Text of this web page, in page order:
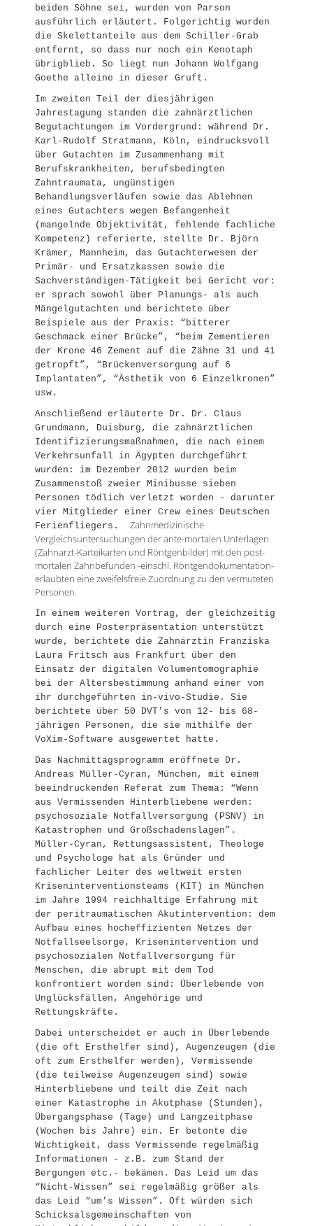
beiden Söhne sei, wurden von Parson
ausführlich erläutert. Folgerichtig wurden
die Skelettanteile aus dem Schiller-Grab
entfernt, so dass nur noch ein Kenotaph
übrigblieb. So liegt nun Johann Wolfgang
Goethe alleine in dieser Gruft.
Im zweiten Teil der diesjährigen
Jahrestagung standen die zahnärztlichen
Begutachtungen im Vordergrund: während Dr.
Karl-Rudolf Stratmann, Köln, eindrucksvoll
über Gutachten im Zusammenhang mit
Berufskrankheiten, berufsbedingten
Zahntraumata, ungünstigen
Behandlungsverläufen sowie das Ablehnen
eines Gutachters wegen Befangenheit
(mangelnde Objektivität, fehlende fachliche
Kompetenz) referierte, stellte Dr. Björn
Krämer, Mannheim, das Gutachterwesen der
Primär- und Ersatzkassen sowie die
Sachverständigen-Tätigkeit bei Gericht vor:
er sprach sowohl über Planungs- als auch
Mängelgutachten und berichtete über
Beispiele aus der Praxis: “bitterer
Geschmack einer Brücke”, “beim Zementieren
der Krone 46 Zement auf die Zähne 31 und 41
getropft”, “Brückenversorgung auf 6
Implantaten”, “Ästhetik von 6 Einzelkronen”
usw.
Anschließend erläuterte Dr. Dr. Claus
Grundmann, Duisburg, die zahnärztlichen
Identifizierungsmaßnahmen, die nach einem
Verkehrsunfall in Ägypten durchgeführt
wurden: im Dezember 2012 wurden beim
Zusammenstoß zweier Minibusse sieben
Personen tödlich verletzt worden - darunter
vier Mitglieder einer Crew eines Deutschen
Ferienfliegers. Zahnmedizinische
Vergleichsuntersuchungen der ante-mortalen Unterlagen
(Zahnarzt-Karteikarten und Röntgenbilder) mit den post-
mortalen Zahnbefunden -einschl. Röntgendokumentation-
erlaubten eine zweifelsfreie Zuordnung zu den vermuteten
Personen.
In einem weiteren Vortrag, der gleichzeitig
durch eine Posterpräsentation unterstützt
wurde, berichtete die Zahnärztin Franziska
Laura Fritsch aus Frankfurt über den
Einsatz der digitalen Volumentomographie
bei der Altersbestimmung anhand einer von
ihr durchgeführten in-vivo-Studie. Sie
berichtete über 50 DVT’s von 12- bis 68-
jährigen Personen, die sie mithilfe der
VoXim-Software ausgewertet hatte.
Das Nachmittagsprogramm eröffnete Dr.
Andreas Müller-Cyran, München, mit einem
beeindruckenden Referat zum Thema: “Wenn
aus Vermissenden Hinterbliebene werden:
psychosoziale Notfallversorgung (PSNV) in
Katastrophen und Großschadenslagen”.
Müller-Cyran, Rettungsassistent, Theologe
und Psychologe hat als Gründer und
fachlicher Leiter des weltweit ersten
Kriseninterventionsteams (KIT) in München
im Jahre 1994 reichhaltige Erfahrung mit
der peritraumatischen Akutintervention: dem
Aufbau eines hocheffizienten Netzes der
Notfallseelsorge, Krisenintervention und
psychosozialen Notfallversorgung für
Menschen, die abrupt mit dem Tod
konfrontiert worden sind: Überlebende von
Unglücksfällen, Angehörige und
Rettungskräfte.
Dabei unterscheidet er auch in Überlebende
(die oft Ersthelfer sind), Augenzeugen (die
oft zum Ersthelfer werden), Vermissende
(die teilweise Augenzeugen sind) sowie
Hinterbliebene und teilt die Zeit nach
einer Katastrophe in Akutphase (Stunden),
Übergangsphase (Tage) und Langzeitphase
(Wochen bis Jahre) ein. Er betonte die
Wichtigkeit, dass Vermissende regelmäßig
Informationen - z.B. zum Stand der
Bergungen etc.- bekämen. Das Leid um das
“Nicht-Wissen” sei regelmäßig größer als
das Leid “um’s Wissen”. Oft würden sich
Schicksalsgemeinschaften von